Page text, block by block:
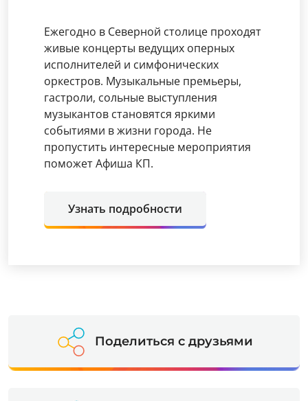
Ежегодно в Северной столице проходят
живые концерты ведущих оперных
исполнителей и симфонических
оркестров. Музыкальные премьеры,
гастроли, сольные выступления
музыкантов становятся яркими
событиями в жизни города. Не
пропустить интересные мероприятия
поможет Афиша КП.
Узнать подробности
Поделиться с друзьями